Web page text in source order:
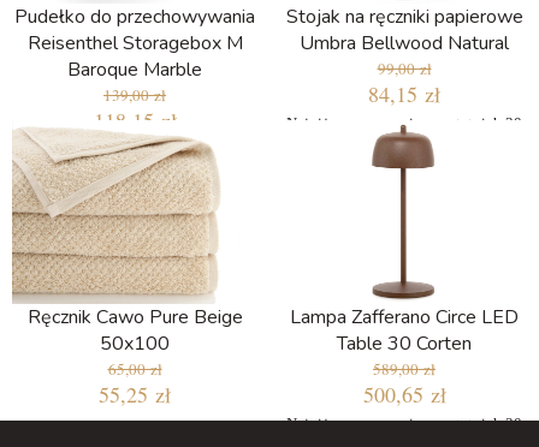
Pudełko do przechowywania
Reisenthel Storagebox M
Baroque Marble
139,00 zł
118,15 zł
Najniższa cena w ciągu ostatnich 30
dni: 118,15 zł
Stojak na ręczniki papierowe
Umbra Bellwood Natural
99,00 zł
84,15 zł
Najniższa cena w ciągu ostatnich 30
dni: 84,15 zł
Ręcznik Cawo Pure Beige
50x100
65,00 zł
55,25 zł
Lampa Zafferano Circe LED
Table 30 Corten
589,00 zł
500,65 zł
Najniższa cena w ciągu ostatnich 30